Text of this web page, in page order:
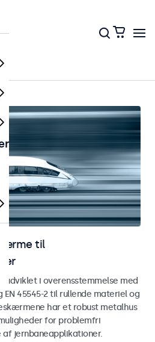
til
i overensstemmelse med
EN 45545-2 til rullende materiel og
har et robust metalhus
for problemfri
jernbaneapplikationer.